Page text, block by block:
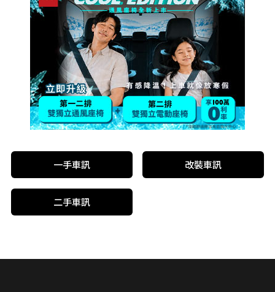
一手車訊 改裝車訊
二手車訊